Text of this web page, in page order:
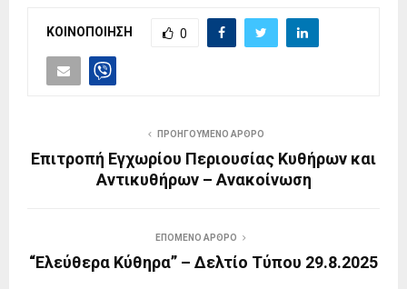
ΚΟΙΝΟΠΟΙΗΣΗ 0
ΠΡΟΗΓΟΥΜΕΝΟ ΑΡΘΡΟ
Επιτροπή Εγχωρίου Περιουσίας Κυθήρων και
Αντικυθήρων – Ανακοίνωση
ΕΠΟΜΕΝΟ ΑΡΘΡΟ
“Ελεύθερα Κύθηρα” – Δελτίο Τύπου 29.8.2025